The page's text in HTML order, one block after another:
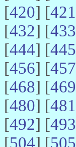
[420] [421
[432] [433
[444] [445
[456] [457
[468] [469
[480] [481
[492] [493
[504] [505